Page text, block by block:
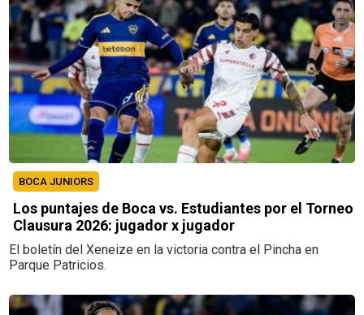
BOCA JUNIORS
Los puntajes de Boca vs. Estudiantes por el Torneo
Clausura 2026: jugador x jugador
El boletín del Xeneize en la victoria contra el Pincha en
Parque Patricios.